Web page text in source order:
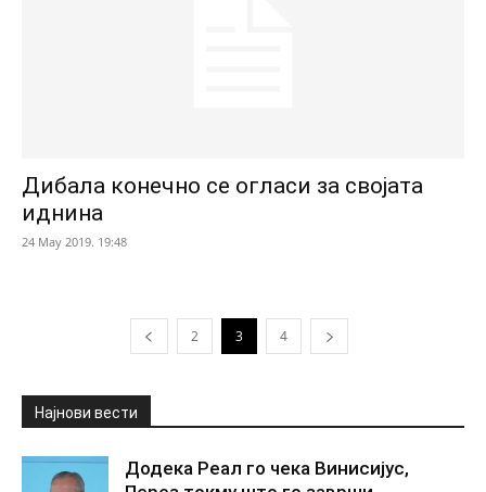
Дибала конечно се огласи за својата
иднина
24 May 2019. 19:48
2 3 4
Најнови вести
Додека Реал го чека Винисијус,